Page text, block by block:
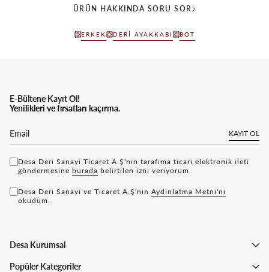
ÜRÜN HAKKINDA SORU SOR
ERKEK DERI AYAKKABI BOT
E-Bültene Kayıt Ol!
Yenilikleri ve fırsatları kaçırma.
KAYIT OL
Desa Deri Sanayi Ticaret A.Ş'nin tarafıma ticari elektronik ileti
göndermesine bu rada belirtilen izni veriyorum.
Desa Deri Sanayi ve Ticaret A.Ş'nin Aydınlatma Metni'ni
okudum.
Desa Kurumsal
Popüler Kategoriler